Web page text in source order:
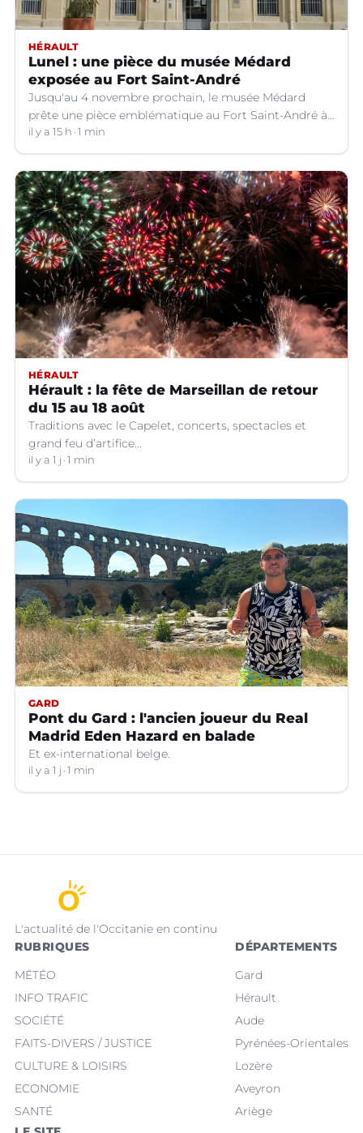
HÉRAULT
Lunel : une pièce du musée Médard
exposée au Fort Saint-André
Jusqu'au 4 novembre prochain, le musée Médard
prête une pièce emblématique au Fort Saint-André à
Villeneuve-lez-Avignon (Gard).
il y a 15 h 1 min
HÉRAULT
Hérault : la fête de Marseillan de retour
du 15 au 18 août
Traditions avec le Capelet, concerts, spectacles et
grand feu d’artifice...
il y a 1 j 1 min
GARD
Pont du Gard : l'ancien joueur du Real
Madrid Eden Hazard en balade
Et ex-international belge.
il y a 1 j 1 min
L'actualité de l'Occitanie en continu
RUBRIQUES
MÉTÉO
INFO TRAFIC
SOCIÉTÉ
FAITS-DIVERS / JUSTICE
CULTURE & LOISIRS
ECONOMIE
SANTÉ
DÉPARTEMENTS
Gard
Hérault
Aude
Pyrénées-Orientales
Lozère
Aveyron
Ariège